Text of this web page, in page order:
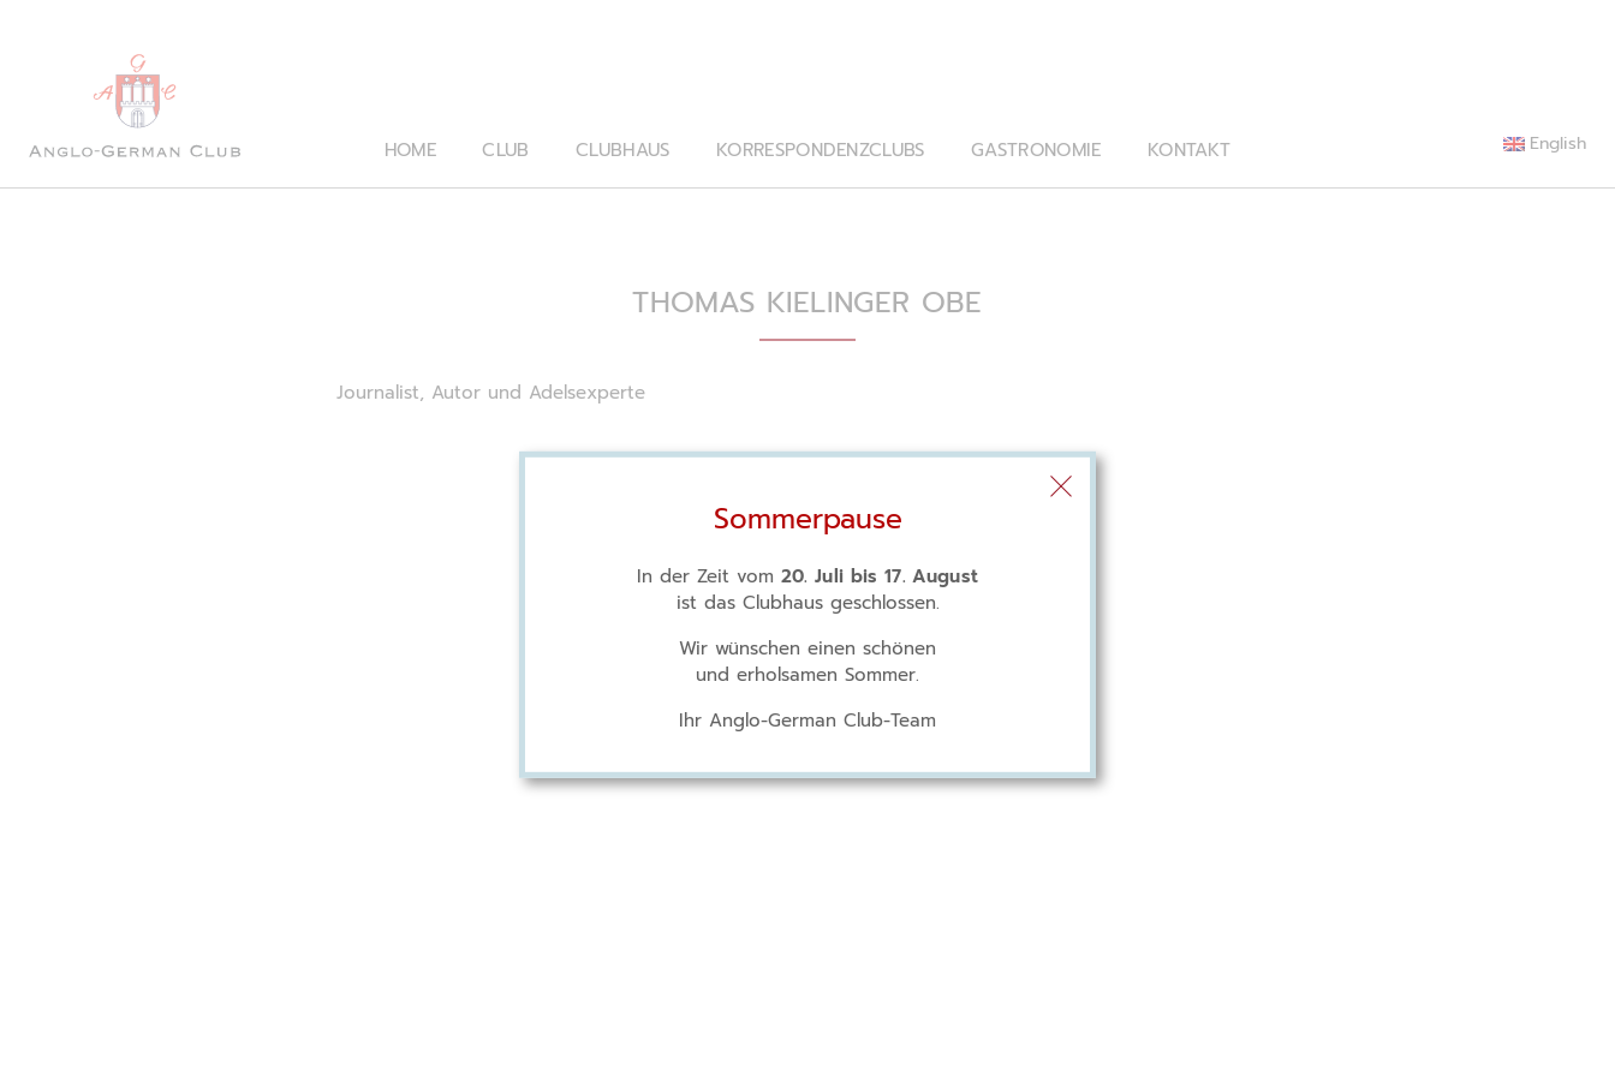
HOME CLUB CLUBHAUS KORRESPONDENZCLUBS GASTRONOMIE KONTAKT English
THOMAS KIELINGER OBE
Journalist, Autor und Adelsexperte
Sommerpause
In der Zeit vom 20. Juli bis 17. August
ist das Clubhaus geschlossen.
Wir wünschen einen schönen
und erholsamen Sommer.
Ihr Anglo-German Club-Team